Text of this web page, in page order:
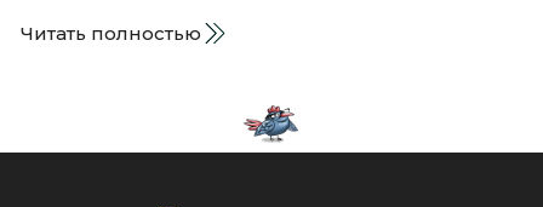
Читать полностью